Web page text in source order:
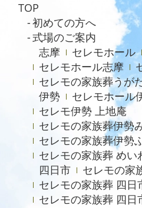
2023年10月
2023年9月
2023年8月
2023年6月
2023年5月
2023年4月
2023年3月
2023年2月
2022年12月
TOP
初めての方へ
式場のご案内
志摩
セレモホール
セレモホール志摩
セレモの家族葬うが
伊勢
セレモホール
セレモ伊勢 上地庵
セレモの家族葬伊勢
セレモの家族葬伊勢
セレモの家族葬 めい
四日市
セレモの家
セレモの家族葬 四日
セレモの家族葬 四日